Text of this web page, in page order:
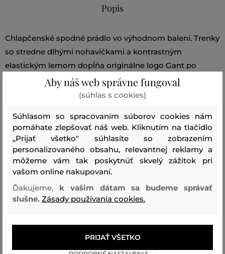
Popis
Chlapčenské spodné prádlo vo výhodnom balení. Trenky
so stredne dlhými nohavičkami a kontrastným
elastickým lemom dopĺňa originálne logo Gant po
celom obvode pásu. Vysoko kvalitná bavlna s prímesou
elastanu zaručuje perfektnú pružnosť, príjemný pocit pri
obsahuje tri kusy rôznych farebných kombinácií.
Sezóna: SS26 Kód produktu: 813300106-326-GB-433
Zloženie
Aby náš web správne fungoval
(súhlas s cookies)
Súhlasom so spracovaním súborov cookies nám
pomáhate zlepšovať náš web. Kliknutím na tlačidlo
„Prijať všetko" súhlasíte so zobrazením
personalizovaného obsahu, relevantnej reklamy a
môžeme vám tak poskytnúť skvelý zážitok pri
vašom online nakupovaní.
Ďakujeme, k vašim dátam sa budeme správať
slušne. Zásady používania cookies.
PRIJAŤ VŠETKO